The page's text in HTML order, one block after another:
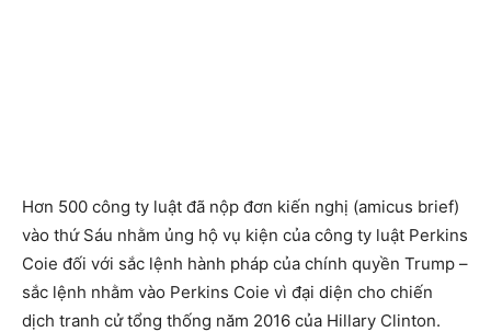
Hơn 500 công ty luật đã nộp đơn kiến nghị (amicus brief)
vào thứ Sáu nhằm ủng hộ vụ kiện của công ty luật Perkins
Coie đối với sắc lệnh hành pháp của chính quyền Trump –
sắc lệnh nhằm vào Perkins Coie vì đại diện cho chiến
dịch tranh cử tổng thống năm 2016 của Hillary Clinton.